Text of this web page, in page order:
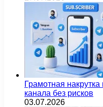
Грамотная накрутка
канала без рисков
03.07.2026